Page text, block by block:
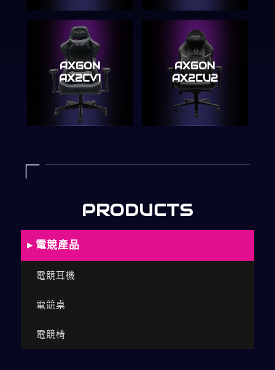
AXGON
AX2CV1
AXGON
AX2CU2
PRODUCTS
▸ 電競產品
電競耳機
電競桌
電競椅